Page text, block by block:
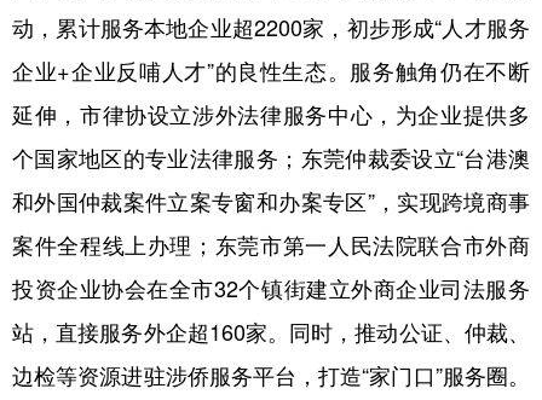
动，累计服务本地企业超2200家，初步形成“人才服务
企业+企业反哺人才”的良性生态。服务触角仍在不断
延伸，市律协设立涉外法律服务中心，为企业提供多
个国家地区的专业法律服务；东莞仲裁委设立“台港澳
和外国仲裁案件立案专窗和办案专区”，实现跨境商事
案件全程线上办理；东莞市第一人民法院联合市外商
投资企业协会在全市32个镇街建立外商企业司法服务
站，直接服务外企超160家。同时，推动公证、仲裁、
边检等资源进驻涉侨服务平台，打造“家门口”服务圈。